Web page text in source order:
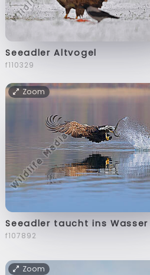
Seeadler Altvogel
f110329
Zoom
Seeadler taucht ins Wasser
f107892
Zoom